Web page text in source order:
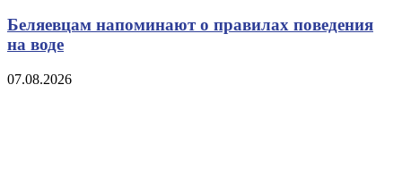
Беляевцам напоминают о правилах поведения
на воде
07.08.2026